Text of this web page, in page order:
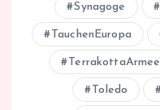
Synagoge
TauchenEuropa
TerrakottaArmee
Toledo